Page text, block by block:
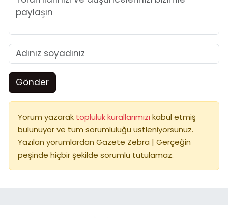
Gönder
Yorum yazarak topluluk kurallarımızı kabul etmiş
bulunuyor ve tüm sorumluluğu üstleniyorsunuz.
Yazılan yorumlardan Gazete Zebra | Gerçeğin
peşinde hiçbir şekilde sorumlu tutulamaz.